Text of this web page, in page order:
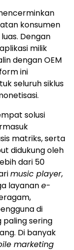
konsumen
Dengan
milik
dengan OEM
ini
seluruh siklus
solusi
matriks, serta
didukung oleh
dari 50
music player,
layanane-
di
paling sering
Di banyak
marketing